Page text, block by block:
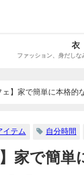
衣
ファッション、身だしな
ェ】家で簡単に本格的
イテム 自分時間
家で簡